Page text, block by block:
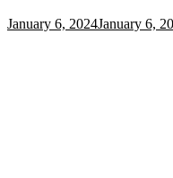
January 6, 2024January 6,